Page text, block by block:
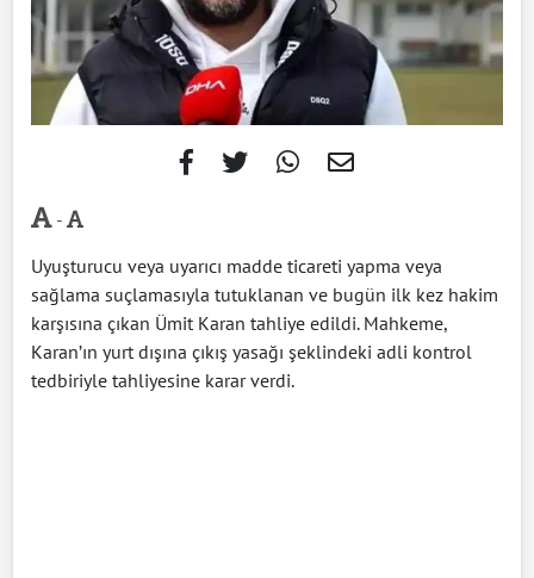
-
Uyuşturucu veya uyarıcı madde ticareti yapma veya
sağlama suçlamasıyla tutuklanan ve bugün ilk kez hakim
karşısına çıkan Ümit Karan tahliye edildi. Mahkeme,
Karan’ın yurt dışına çıkış yasağı şeklindeki adli kontrol
tedbiriyle tahliyesine karar verdi.